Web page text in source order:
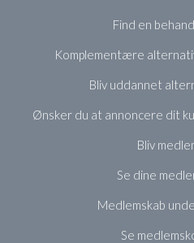
Find en
Komplementære
Bliv uddannet
Ønsker du at annoncere dit
Bliv
Se dine
Medlemskab
Se